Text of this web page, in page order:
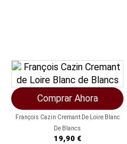
Comprar Ahora
François Cazin Cremant De Loire Blanc
De Blancs
Precio
19,90 €